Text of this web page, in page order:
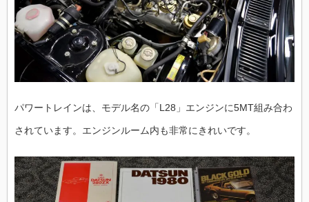
パワートレインは、モデル名の「L28」エンジンに5MT組み合わ
されています。エンジンルーム内も非常にきれいです。